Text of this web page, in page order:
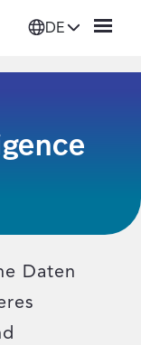
DE
Daten